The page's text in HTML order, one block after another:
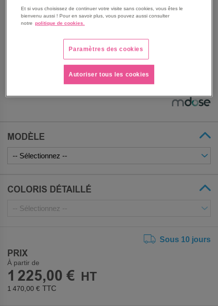
GALLERY
Profilés en Inox AISI 304.
Tiroirs en aluminium sur glissières à sortie 100%.
Plan de travail en ABS avec rebord quatre côtés.
Roues doubles diamètre 100 mm dont 2 à frein et 2
Dimensions : largeur 65 cm, profondeur 48 cm et
MODÈLE
COLORIS DÉTAILLÉ
Sous 10 jours
PRIX
À partir de
1 225,00 €
1 470,00 €
Et si vous choisissez de continuer votre visite sans cookies, vous êtes le
bienvenu aussi ! Pour en savoir plus, vous pouvez aussi consulter
notre politique de cookies.
Paramètres des cookies
Autoriser tous les cookies